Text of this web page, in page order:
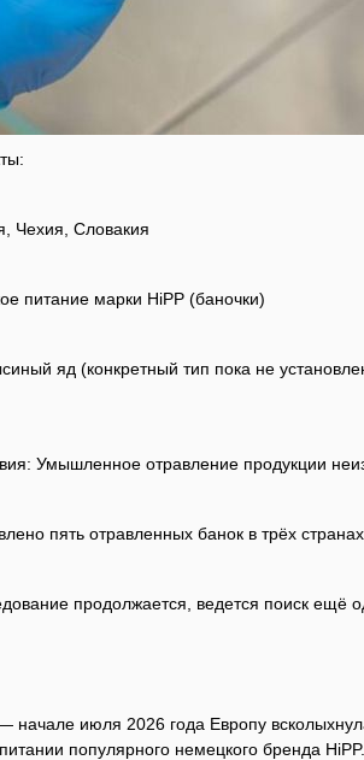
Чехия, Словакия
питание марки HiPP (баночки)
яд (конкретный тип пока не
Умышленное отравление продукции
пять отравленных банок в трёх странах
продолжается, ведется поиск ещё
начале июля 2026 года Европу
популярного немецкого бренда